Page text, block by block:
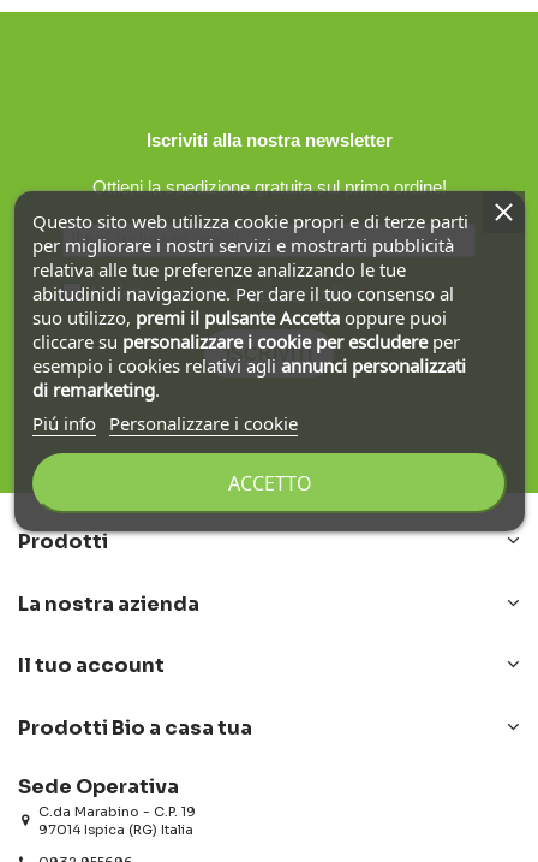
Iscriviti alla nostra newsletter
Ottieni la spedizione gratuita sul primo ordine!
Ho letto e accetto laprivacy policy.
ISCRIVITI
Prodotti
La nostra azienda
Il tuo account
Prodotti Bio a casa tua
Sede Operativa
C.da Marabino - C.P. 19
97014 Ispica (RG) Italia
Questo sito web utilizza cookie propri e di terze parti
per migliorare i nostri servizi e mostrarti pubblicità
relativa alle tue preferenze analizzando le tue
abitudinidi navigazione. Per dare il tuo consenso al
suo utilizzo, premi il pulsante Accettaoppure puoi
cliccare su personalizzare i cookie per escludereper
esempio i cookies relativi agli annunci personalizzati
di remarketing.
Piú info
Personalizzare i cookie
ACCETTO